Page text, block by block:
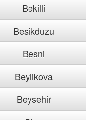
Bekilli
Besikduzu
Besni
Beylikova
Beysehir